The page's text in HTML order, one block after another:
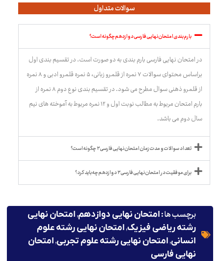
سوالات متداول
بارم بندی امتحان نهایی فارسی دوازدهم چگونه است؟
در امتحان نهایی فارسی بارم بندی به دو صورت است. در تقسیم بندی اول
براساس محتوای سوالات ۷ نمره از قلمرو زبانی، ۵ نمره قلمرو ادبی و ۸ نمره
از قلمرو ذهنی سوال مطرح می شود. در تقسیم بندی نوع دوم ۸ نمره از
بارم امتحان مربوط به مطالب نوبت اول و ۱۲ نمره مربوط به آموخته های نیم
سال دوم می باشد.
تعداد سوالات و مدت زمان امتحان نهایی فارسی ۳ چگونه است؟
برای موفقیت در امتحان نهایی فارسی ۳ دوازدهم چه باید کرد؟
برچسب ها :امتحان نهایی دوازدهم,امتحان نهایی
رشته ریاضی فیزیک,امتحان نهایی رشته علوم
انسانی,امتحان نهایی رشته علوم تجربی,امتحان
نهایی فارسی